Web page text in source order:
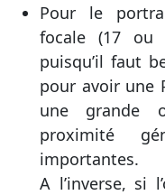
Pour le
focale (17 ou
puisqu’il faut
pour avoir une
une grande
proximité
importantes.
A l’inverse, si